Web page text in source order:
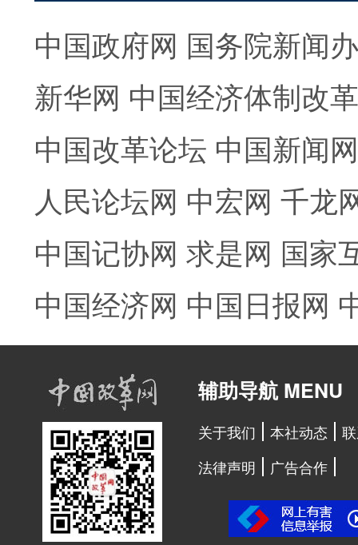
中国政府网 国务院新闻
新华网 中国经济体制改
中国改革论坛 中国新闻网
人民论坛网 中宏网 千龙
中国记协网 求是网 国家
中国经济网 中国日报网
辅助导航 MENU
关于我们 本社动态
法律声明
广告合作